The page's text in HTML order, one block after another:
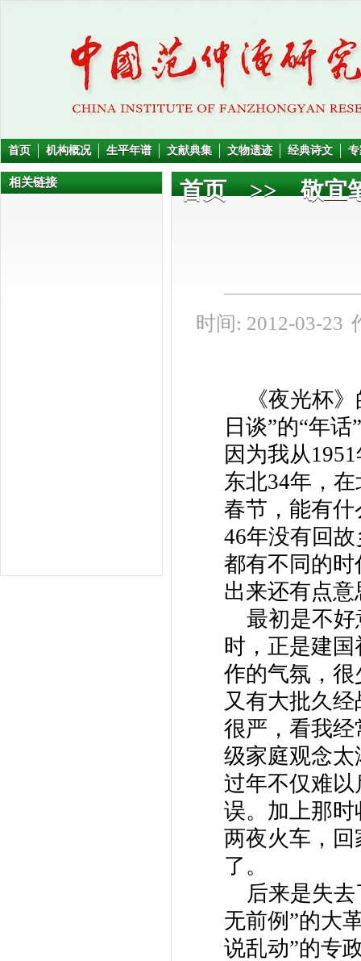
首页 机构概况 生平年谱 文献典集 文物遗迹 经典诗文
相关链接 首页>>敬宜
时间: 2012-03-23
《夜光杯
日谈”的“年
因为我从
东北34年，
春节，能有什
46年没有回
都有不同的
出来还有点意
最初是不
时，正是建
作的气氛，
又有大批久
很严，看我
级家庭观念
过年不仅难
误。加上那
两夜火车，
了。
后来是失
无前例”的大
说乱动”的专